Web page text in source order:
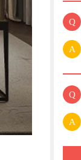
Q
A
Q
A